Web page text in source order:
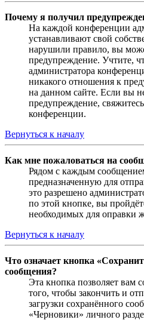
Почему я получил
На каждой конференции
устанавливают свой
нарушили правило, вы
предупреждение. Учтите,
администратора
никакого отношения к
на данном сайте. Если вы
предупреждение,
конференции.
Вернуться к началу
Как мне пожаловаться на
Рядом с каждым
предназначенную для
это разрешено
по этой кнопке, вы
необходимых для оправки
Вернуться к началу
Что означает кнопка
сообщения?
Эта кнопка позволяет вам
того, чтобы закончить и
загрузки сохранённого
«Черновики» личного